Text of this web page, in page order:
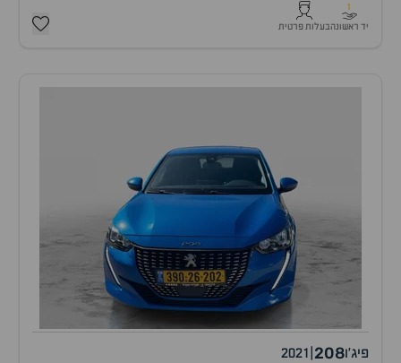
1
יד ראשונהבעלות פרטית
פיג'ו208
2021